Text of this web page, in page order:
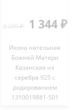
3 200 ₽ 1 344 ₽
Икона нательная
Божией Матери
Казанская из
серебра 925 с
родированием
1310019881-501